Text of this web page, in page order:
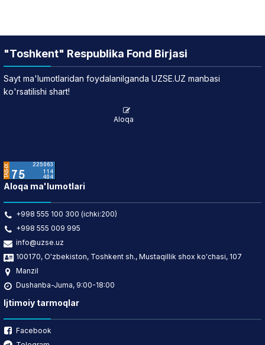
"Toshkent" Respublika Fond Birjasi
Sayt ma'lumotlaridan foydalanilganda UZSE.UZ manbasi
ko'rsatilishi shart!
Aloqa
Aloqa ma'lumotlari
+998 555 100 300 (ichki:200)
+998 555 009 995
info@uzse.uz
100170, O'zbekiston, Toshkent sh., Mustaqillik shox ko'chasi, 107
Manzil
Dushanba-Juma, 9:00-18:00
Ijtimoiy tarmoqlar
Facebook